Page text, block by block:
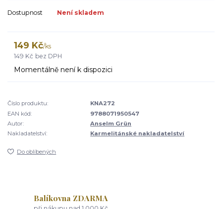
Dostupnost Není skladem
149 Kč/ks
149 Kč bez DPH
Momentálně není k dispozici
Číslo produktu:
KNA272
EAN kód:
9788071950547
Autor:
Anselm Grün
Nakladatelství:
Karmelitánské nakladatelství
Do oblíbených
Balíkovna ZDARMA